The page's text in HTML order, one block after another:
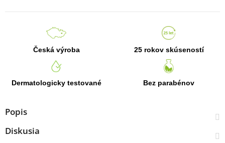
Česká výroba 25 rokov skúseností
Dermatologicky testované Bez parabénov
Popis
Diskusia